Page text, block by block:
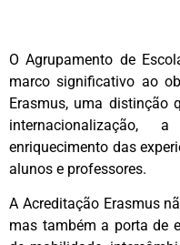
O Agrupamento de
marco significativo ao
Erasmus, uma distinção
enriquecimento das
alunos e professores.
A Acreditação Erasmus
mas também a porta de